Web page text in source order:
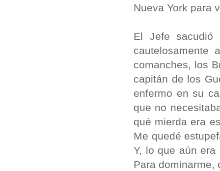
Nueva York para
El Jefe sacudió
cautelosamente
comanches, los
capitán de los
enfermo en su
que no
qué mierda era
Me quedé
Y, lo que aún era
Para